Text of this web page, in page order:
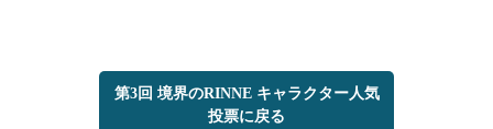
第3回 境界のRINNE キャラクター人気
投票に戻る